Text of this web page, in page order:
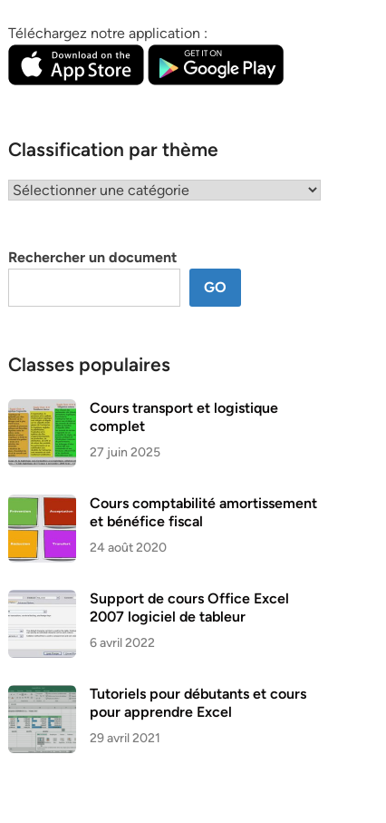
Téléchargez notre application :
Classification par thème
Classification
Rechercher un document
GO
Classes populaires
Cours transport et logistique
complet
27 juin 2025
Cours comptabilité amortissement
et bénéfice fiscal
24 août 2020
Support de cours Office Excel
2007 logiciel de tableur
6 avril 2022
Tutoriels pour débutants et cours
pour apprendre Excel
29 avril 2021